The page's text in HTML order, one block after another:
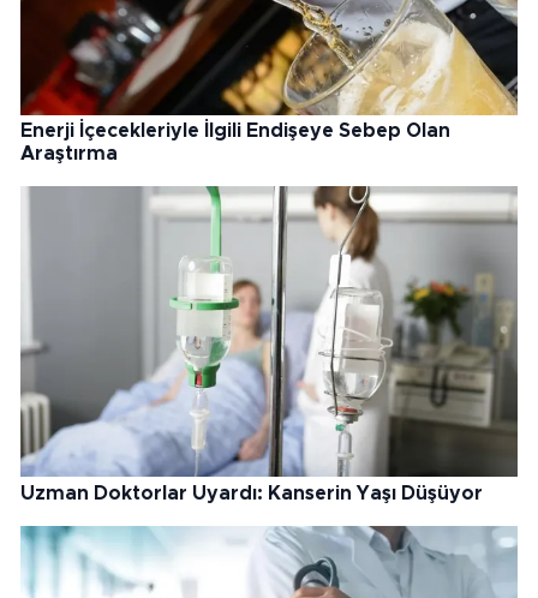
Enerji İçecekleriyle İlgili Endişeye Sebep Olan
Araştırma
Uzman Doktorlar Uyardı: Kanserin Yaşı Düşüyor